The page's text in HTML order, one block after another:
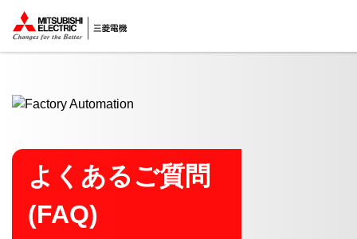
ここから本文
よくあるご質問
(FAQ)